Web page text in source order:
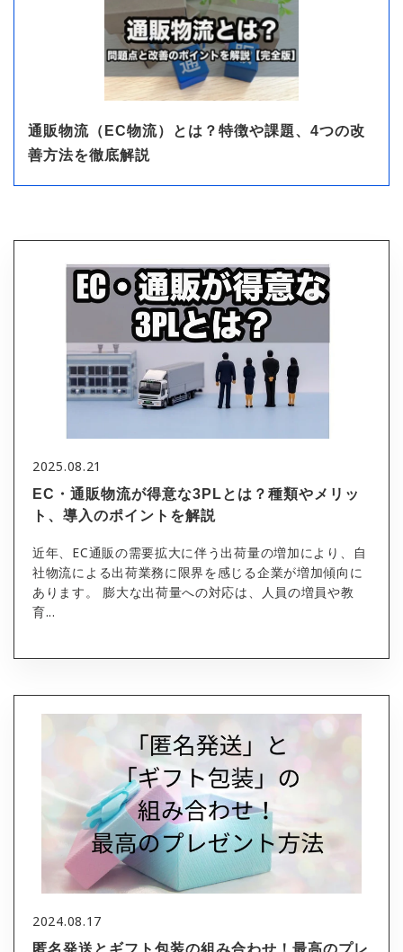
通販物流（EC物流）とは？特徴や課題、4つの改
善方法を徹底解説
2025.08.21
EC・通販物流が得意な3PLとは？種類やメリッ
ト、導入のポイントを解説
近年、EC通販の需要拡大に伴う出荷量の増加により、自
社物流による出荷業務に限界を感じる企業が増加傾向に
あります。 膨大な出荷量への対応は、人員の増員や教
育...
2024.08.17
匿名発送とギフト包装の組み合わせ！最高のプレ